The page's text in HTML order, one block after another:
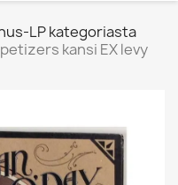
LP kategoriasta
kansi EX levy